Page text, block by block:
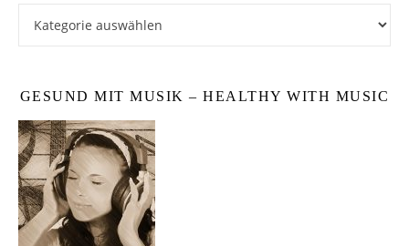
GESUND MIT MUSIK – HEALTHY WITH MUSIC